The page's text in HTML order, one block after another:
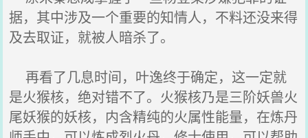
据，其中涉及一个重要的知情人，不料还没来得
及去取证，就被人暗杀了。
再看了几息时间，叶逸终于确定，这一定就
是火猴核，绝对错不了。火猴核乃是三阶妖兽火
尾妖猴的妖核，内含精纯的火属性能量，在炼丹